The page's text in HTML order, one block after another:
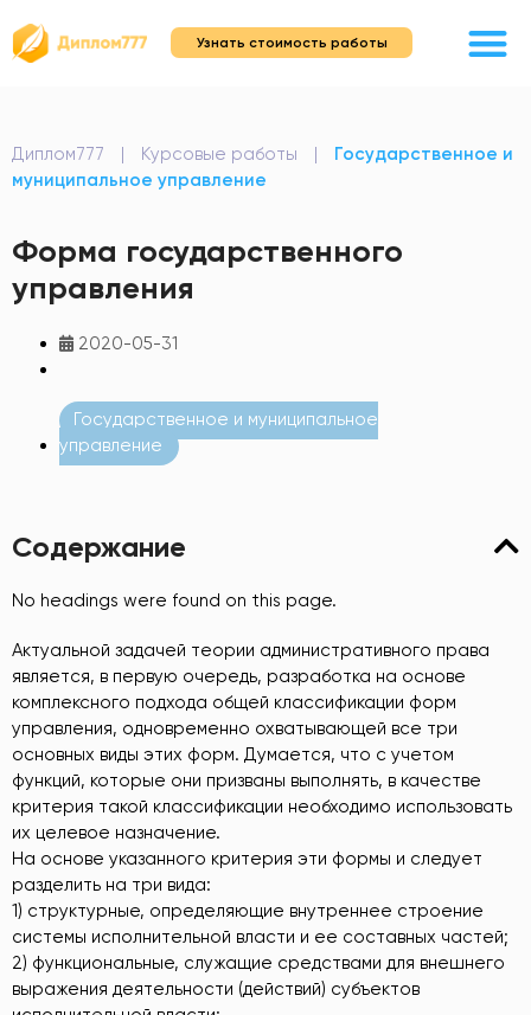
Узнать стоимость работы
Диплом777 | Курсовые работы |
Государственное и
муниципальное управление
Форма государственного
управления
2020-05-31
Государственное и муниципальное
управление
Содержание
No headings were found on this page.
Актуальной задачей теории административного права
является, в первую очередь, разработка на основе
комплексного подхода общей классификации форм
управления, одновременно охватывающей все три
основных виды этих форм. Думается, что с учетом
функций, которые они призваны выполнять, в качестве
критерия такой классификации необходимо использовать
их целевое назначение.
На основе указанного критерия эти формы и следует
разделить на три вида:
1) структурные, определяющие внутреннее строение
системы исполнительной власти и ее составных частей;
2) функциональные, служащие средствами для внешнего
выражения деятельности (действий) субъектов